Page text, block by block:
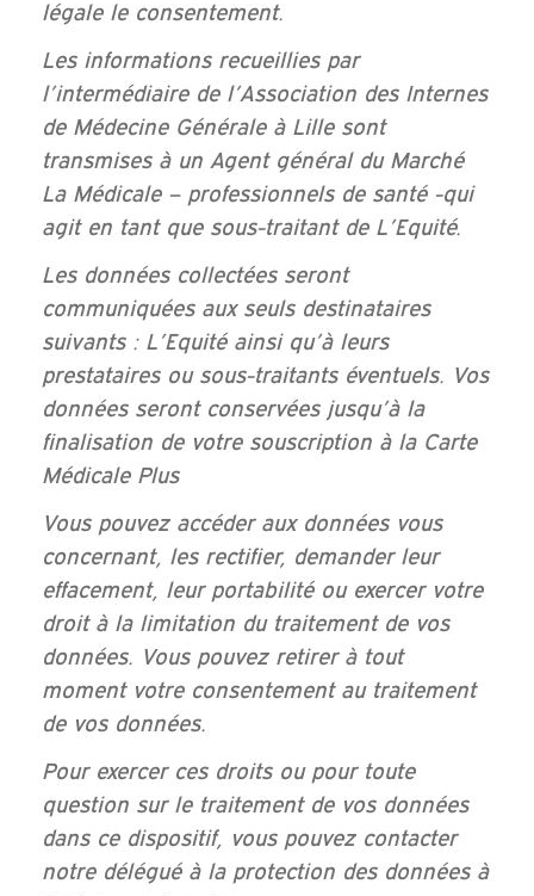
légale le consentement.
Les informations recueillies par
l’intermédiaire de l’Association des Internes
de Médecine Générale à Lille sont
transmises à un Agent général du Marché
La Médicale – professionnels de santé -qui
agit en tant que sous-traitant de L’Equité.
Les données collectées seront
communiquées aux seuls destinataires
suivants : L’Equité ainsi qu’à leurs
prestataires ou sous-traitants éventuels. Vos
données seront conservées jusqu’à la
finalisation de votre souscription à la Carte
Médicale Plus
Vous pouvez accéder aux données vous
concernant, les rectifier, demander leur
effacement, leur portabilité ou exercer votre
droit à la limitation du traitement de vos
données. Vous pouvez retirer à tout
moment votre consentement au traitement
de vos données.
Pour exercer ces droits ou pour toute
question sur le traitement de vos données
dans ce dispositif, vous pouvez contacter
notre délégué à la protection des données à